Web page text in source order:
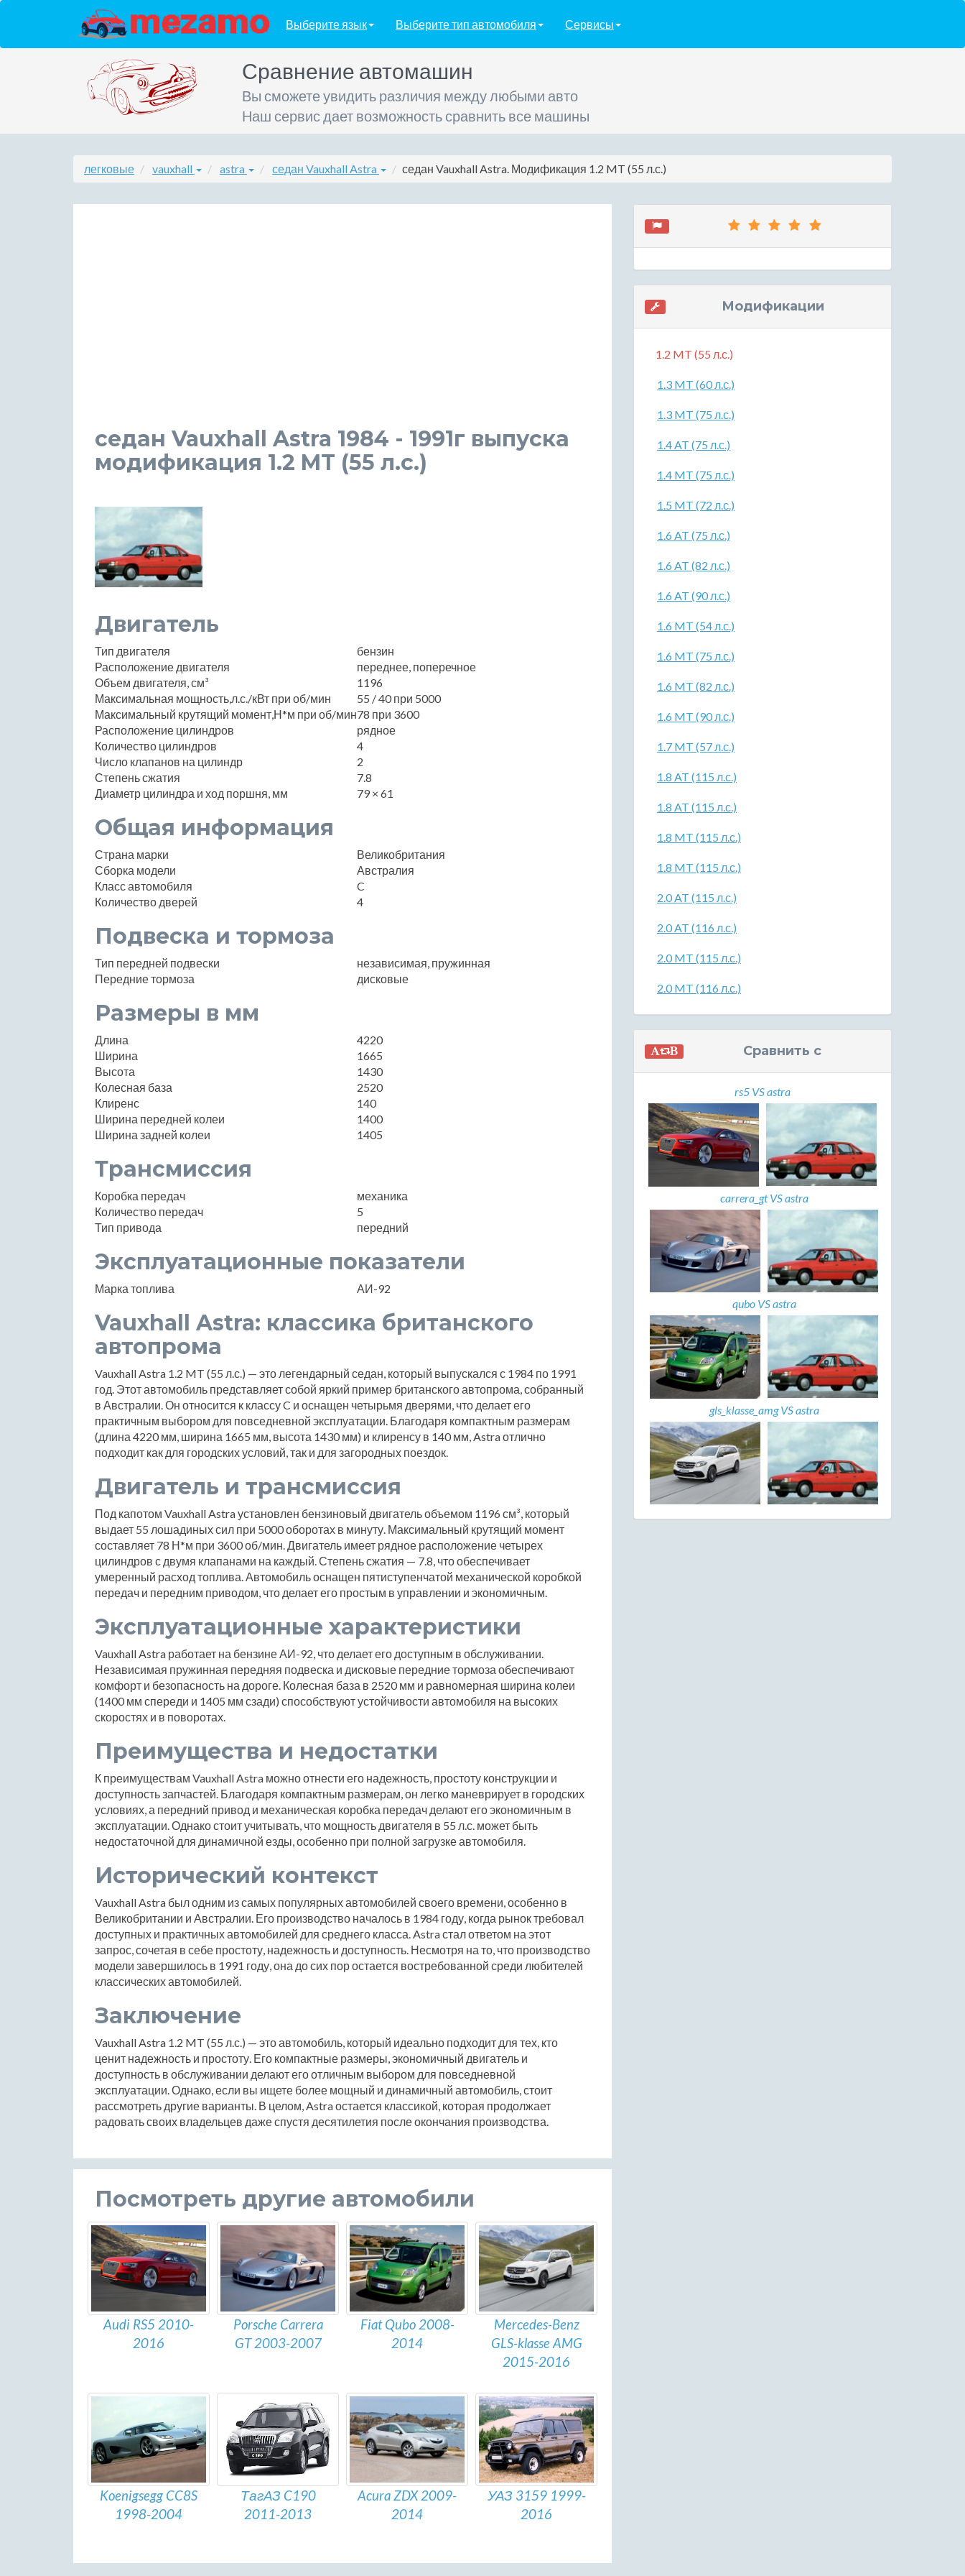
Выберите язык Выберите тип автомобиля Сервисы
Сравнение автомашин
Вы сможете увидить различия между любыми авто
Наш сервис дает возможность сравнить все машины
легковые vauxhall astra седан Vauxhall Astra седан Vauxhall Astra. Модификация 1.2 MT (55 л.с.)
седан Vauxhall Astra 1984 - 1991г выпуска
модификация 1.2 MT (55 л.с.)
Двигатель
Тип двигателя
бензин
Расположение двигателя
переднее, поперечное
Объем двигателя, см³
1196
Максимальная мощность,л.с./кВт при об/мин
55 / 40 при 5000
Максимальный крутящий момент,Н*м при об/мин78 при 3600
Расположение цилиндров
рядное
Количество цилиндров
4
Число клапанов на цилиндр
2
Степень сжатия
7.8
Диаметр цилиндра и ход поршня, мм
79 × 61
Общая информация
Страна марки
Великобритания
Сборка модели
Австралия
Класс автомобиля
C
Количество дверей
4
Подвеска и тормоза
Тип передней подвески
независимая, пружинная
Передние тормоза
дисковые
Размеры в мм
Длина
4220
Ширина
1665
Высота
1430
Колесная база
2520
Клиренс
140
Ширина передней колеи
1400
Ширина задней колеи
1405
Трансмиссия
Коробка передач
механика
Количество передач
5
Тип привода
передний
Эксплуатационные показатели
Марка топлива АИ-92
Vauxhall Astra: классика британского
автопрома
Vauxhall Astra 1.2 MT (55 л.с.) — это легендарный седан, который выпускался с 1984 по 1991
год. Этот автомобиль представляет собой яркий пример британского автопрома, собранный
в Австралии. Он относится к классу C и оснащен четырьмя дверями, что делает его
практичным выбором для повседневной эксплуатации. Благодаря компактным размерам
(длина 4220 мм, ширина 1665 мм, высота 1430 мм) и клиренсу в 140 мм, Astra отлично
подходит как для городских условий, так и для загородных поездок.
Двигатель и трансмиссия
Под капотом Vauxhall Astra установлен бензиновый двигатель объемом 1196 см³, который
выдает 55 лошадиных сил при 5000 оборотах в минуту. Максимальный крутящий момент
составляет 78 Н*м при 3600 об/мин. Двигатель имеет рядное расположение четырех
цилиндров с двумя клапанами на каждый. Степень сжатия — 7.8, что обеспечивает
умеренный расход топлива. Автомобиль оснащен пятиступенчатой механической коробкой
передач и передним приводом, что делает его простым в управлении и экономичным.
Эксплуатационные характеристики
Vauxhall Astra работает на бензине АИ-92, что делает его доступным в обслуживании.
Независимая пружинная передняя подвеска и дисковые передние тормоза обеспечивают
комфорт и безопасность на дороге. Колесная база в 2520 мм и равномерная ширина колеи
(1400 мм спереди и 1405 мм сзади) способствуют устойчивости автомобиля на высоких
скоростях и в поворотах.
Преимущества и недостатки
К преимуществам Vauxhall Astra можно отнести его надежность, простоту конструкции и
доступность запчастей. Благодаря компактным размерам, он легко маневрирует в городских
условиях, а передний привод и механическая коробка передач делают его экономичным в
эксплуатации. Однако стоит учитывать, что мощность двигателя в 55 л.с. может быть
недостаточной для динамичной езды, особенно при полной загрузке автомобиля.
Исторический контекст
Vauxhall Astra был одним из самых популярных автомобилей своего времени, особенно в
Великобритании и Австралии. Его производство началось в 1984 году, когда рынок требовал
доступных и практичных автомобилей для среднего класса. Astra стал ответом на этот
запрос, сочетая в себе простоту, надежность и доступность. Несмотря на то, что производство
модели завершилось в 1991 году, она до сих пор остается востребованной среди любителей
классических автомобилей.
Заключение
Vauxhall Astra 1.2 MT (55 л.с.) — это автомобиль, который идеально подходит для тех, кто
ценит надежность и простоту. Его компактные размеры, экономичный двигатель и
доступность в обслуживании делают его отличным выбором для повседневной
эксплуатации. Однако, если вы ищете более мощный и динамичный автомобиль, стоит
рассмотреть другие варианты. В целом, Astra остается классикой, которая продолжает
радовать своих владельцев даже спустя десятилетия после окончания производства.
Посмотреть другие автомобили
Audi RS5 2010-
2016
Porsche Carrera
GT 2003-2007
Fiat Qubo 2008-
2014
Mercedes-Benz
GLS-klasse AMG
2015-2016
Koenigsegg CC8S
1998-2004
ТагАЗ C190
2011-2013
Acura ZDX 2009-
2014
УАЗ 3159 1999-
2016
Модификации
1.2 MT (55 л.с.)
1.3 MT (60 л.с.)
1.3 MT (75 л.с.)
1.4 AT (75 л.с.)
1.4 MT (75 л.с.)
1.5 MT (72 л.с.)
1.6 AT (75 л.с.)
1.6 AT (82 л.с.)
1.6 AT (90 л.с.)
1.6 MT (54 л.с.)
1.6 MT (75 л.с.)
1.6 MT (82 л.с.)
1.6 MT (90 л.с.)
1.7 MT (57 л.с.)
1.8 AT (115 л.с.)
1.8 AT (115 л.с.)
1.8 MT (115 л.с.)
1.8 MT (115 л.с.)
2.0 AT (115 л.с.)
2.0 AT (116 л.с.)
2.0 MT (115 л.с.)
2.0 MT (116 л.с.)
Сравнить с
rs5 VS astra
carrera_gt VS astra
qubo VS astra
gls_klasse_amg VS astra